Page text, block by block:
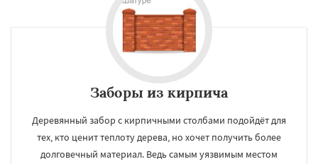
Заборы из кирпича
Деревянный забор с кирпичными столбами подойдёт для
тех, кто ценит теплоту дерева, но хочет получить более
долговечный материал. Ведь самым уязвимым местом